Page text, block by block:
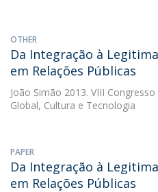
OTHER
Da Integração à
em Relações Públicas
João Simão 2013. VIII Congresso
Global, Cultura e Tecnologia
PAPER
Da Integração à
em Relações Públicas